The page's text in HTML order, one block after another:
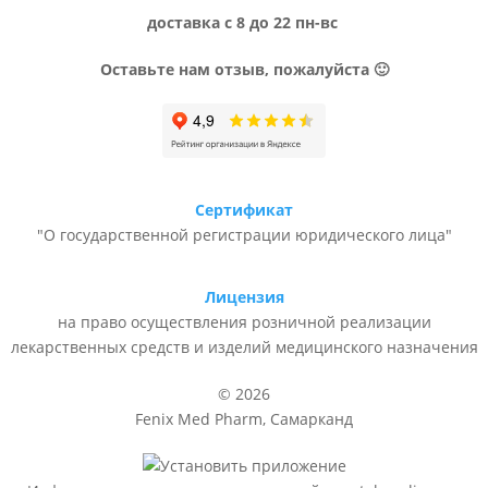
доставка с 8 до 22 пн-вс
Оставьте нам отзыв, пожалуйста 🙂
Сертификат
"О государственной регистрации юридического лица"
Лицензия
на право осуществления розничной реализации
лекарственных средств и изделий медицинского назначения
© 2026
Fenix Med Pharm, Самарканд